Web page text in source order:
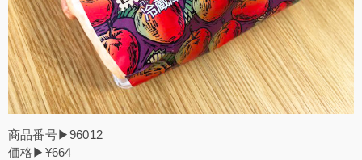
商品番号▶96012
価格▶¥664